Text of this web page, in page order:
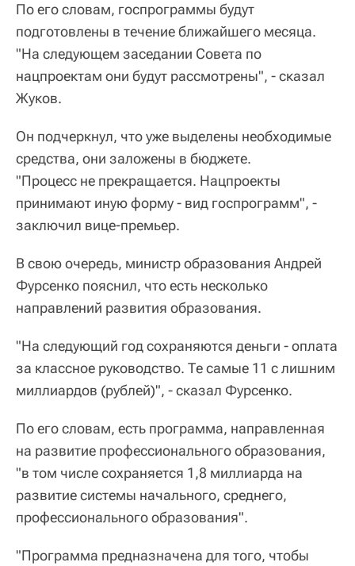
По его словам, госпрограммы будут
подготовлены в течение ближайшего месяца.
"На следующем заседании Совета по
нацпроектам они будут рассмотрены", - сказал
Жуков.
Он подчеркнул, что уже выделены необходимые
средства, они заложены в бюджете.
"Процесс не прекращается. Нацпроекты
принимают иную форму - вид госпрограмм", -
заключил вице-премьер.
В свою очередь, министр образования Андрей
Фурсенко пояснил, что есть несколько
направлений развития образования.
"На следующий год сохраняются деньги - оплата
за классное руководство. Те самые 11 с лишним
миллиардов (рублей)", - сказал Фурсенко.
По его словам, есть программа, направленная
на развитие профессионального образования,
"в том числе сохраняется 1,8 миллиарда на
развитие системы начального, среднего,
профессионального образования".
"Программа предназначена для того, чтобы